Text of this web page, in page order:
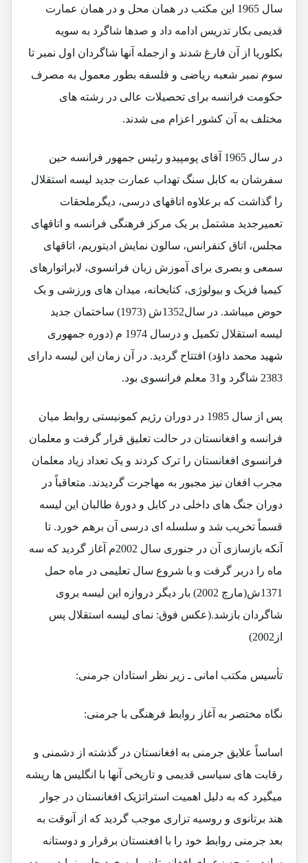
سال 1965 این مکتب در همان محل و در همان عمارت
قدیمی بکار تدریس ادامه داد و صدها شاگرد به سویه
بکلوریا از آن فارغ شدند و ازجمله آنها شاگردان اول نمبر تا
سوم نمبر شعبه ریاضی و فلسفه بطور معمول به مصرف
حکومت فرانسه برای تحصیلات عالی در رشته های
مختلف به آن کشور اعزام می شدند.
در سال 1965 آقای پومپیدو رئیس جمهور فرانسه حین
سفرشان به کابل سنگ تهداب عمارت جدید لیسه استقلال
را گذاشت که برعلاوه اتاقهای درسی، دیگرملحقات
تعمیرجدید مشتمل بر یک مرکز فرهنگی فرانسه و اتاقهای
مجلس، اتاق کنفرانس، سالون نمایش ادیتوریم، اتاقهای
سمعی و بصری برای آموزش زبان فرانسوی، لابراتوارهای
کیمیا فزیک و بیولوژی، کتابخانه، میدان های ورزشی و یک
حوض میباشد. در سال1352ش (1973) ساختمان جدید
لیسه استقلال تکمیل و درسال 1974 م (دوره جمهوری
شهید محمد داؤد) افتتاح گردید. در آن زمان این لیسه دارای
2383 شاگرد و31 معلم فرانسوی بود.
پس از سال 1985 در دوران رژیم کمونیستی روابط میان
فرانسه و افغانستان در حالت تعلیق قرار گرفت و معلمان
فرانسوی افغانستان را ترک کردند و یک تعداد زیاد معلمان
مجرب افغان نیز مجبور به مهاجرت گردیدند. متعاقباً در
دوران جنگ های داخلی در کابل و دورۀ طالبان این لیسه
قسماً تخریب شد و سلسله ای درسی آن برهم خورد. تا
آنکه بازسازی آن در جنوری سال 2002م آغاز گردید که سه
ماه را دربر گرفت و با شروع سال تعلیمی در ماه حمل
1371ش(مارچ 2002) بار دیگر دروازه این لیسه بروی
شاگردان بازشد.(عکس فوق: نمای لیسه استقلال پس
از2002)
تأسیس مکتب امانی ـ زیر نظر استادان جرمنی:
نگاه مختصر به آغاز روابط فرهنگی با جرمنی:
اساساً علایق جرمنی به افغانستان در گذشته از دشمنی و
رقابت های سیاسی قدیمی و تاریخی آنها با انگلیس ها ریشه
میگیرد که به دلیل اهمیت استراتژیک افغانستان در جوار
هند برتانوی و روسیه تزاری موجب گردید که از آنوقت به
بعد جرمنی روابط خود را با افغنستان برقرار و دوستانه